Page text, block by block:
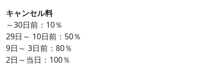
キャンセル料
～30日前：10％
29日～ 10日前：50％
9日～ 3日前：80％
2日～当日：100％